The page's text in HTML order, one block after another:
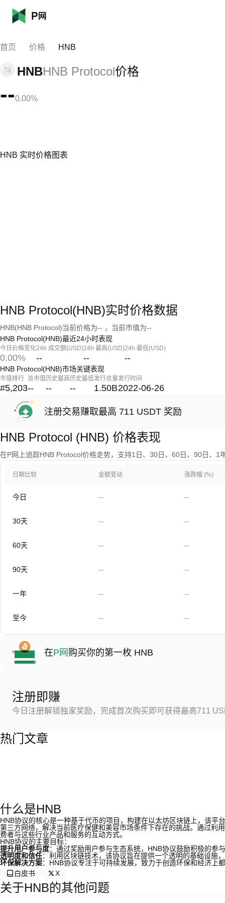
首页 价格 HNB
HNBHNB Protocol价格
--0.00%
HNB 实时价格图表
HNB Protocol(HNB)实时价格数据
HNB(HNB Protocol)当前价格为-- ，当前市值为--
HNB Protocol(HNB)最近24小时表现
今日价格变化
0.00%
24h 成交额(USD)
--
24h 最高(USD)
--
24h 最低(USD)
--
HNB Protocol(HNB)市场关键表现
市值排行
#5,203
总市值
--
历史最高
--
历史最低
--
发行总量
1.50B
发行时间
2022-06-26
注册交易赚取最高 711 USDT 奖励
HNB Protocol (HNB) 价格表现
在P网上追踪HNB Protocol价格走势，支持1日、30日、60日、90日、1
日期比较 金额变动 涨跌幅 (%)
今日 -- --
30天 -- --
60天 -- --
90天 -- --
一年 -- --
至今 -- --
在P网 购买你的第一枚 HNB
注册即赚
今日注册解锁独家奖励，完成首次购买即可获得最高711
热门文章
什么是HNB
HNB协议的核心是一种基于代币的项目，构建在以太坊区块链上，该
第三方网络，解决当前医疗保健和美容市场条件下存在的挑战。通过利
费者与这些行业产品和服务的互动方式。
HNB协议的主要目标：
提升用户参与度：通过奖励用户参与生态系统，HNB协议鼓励积极的参
透明度和信任：利用区块链技术，该协议旨在提供一个透明的基础设施
环保解决方案：HNB协议专注于可持续发展，致力于创造环保和经济上
白皮书
X
关于HNB的其他问题